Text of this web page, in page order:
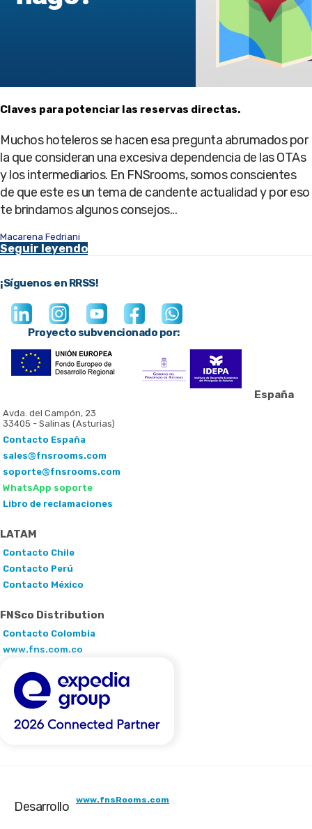
Claves para potenciar las reservas directas.
Muchos hoteleros se hacen esa pregunta abrumados por
la que consideran una excesiva dependencia de las OTAs
y los intermediarios. En FNSrooms, somos conscientes
de que este es un tema de candente actualidad y por eso
te brindamos algunos consejos...
Macarena Fedriani
Seguir leyendo
¡Síguenos en RRSS!
Proyecto subvencionado por:
España
Avda. del Campón, 23
33405 - Salinas (Asturias)
Contacto España
sales@fnsrooms.com
soporte@fnsrooms.com
WhatsApp soporte
Libro de reclamaciones
LATAM
Contacto Chile
Contacto Perú
Contacto México
FNSco Distribution
Contacto Colombia
www.fns.com.co
Desarrollo www.fnsRooms.com